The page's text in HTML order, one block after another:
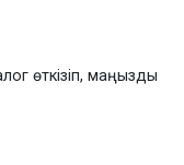
өткізіп, маңызды